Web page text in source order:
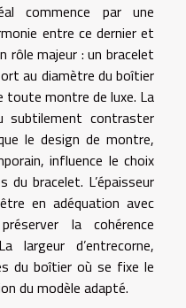
commence par une
entre ce dernier et
rôle majeur : un bracelet
au diamètre du boîtier
toute montre de luxe. La
subtilement contraster
le design de montre,
influence le choix
bracelet. L’épaisseur
en adéquation avec
la cohérence
largeur d’entrecorne,
du boîtier où se fixe le
du modèle adapté.